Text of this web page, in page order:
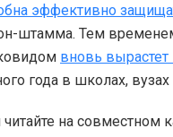
эффективно
штамма. Тем
вновь вырастет
года в школах,
на совместном